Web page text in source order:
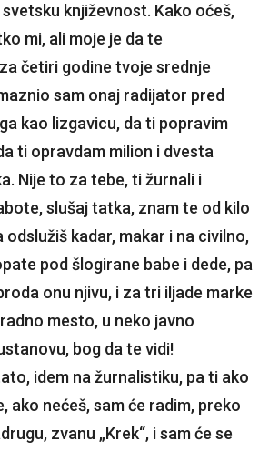
književnost. Kako oćeš,
mi, ali moje je da te
četiri godine tvoje srednje
sam onaj radijator pred
kao lizgavicu, da ti popravim
ti opravdam milion i dvesta
Nije to za tebe, ti žurnali i
slušaj tatka, znam te od kilo
odslužiš kadar, makar i na civilno,
pod šlogirane babe i dede, pa
onu njivu, i za tri iljade marke
mesto, u neko javno
bog da te vidi!
idem na žurnalistiku, pa ti ako
ako nećeš, sam će radim, preko
zvanu „Krek“, i sam će se